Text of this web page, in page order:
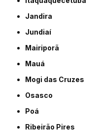
Jandira
Jundiaí
Mairiporã
Mauá
Mogi das Cruzes
Osasco
Poá
Ribeirão Pires